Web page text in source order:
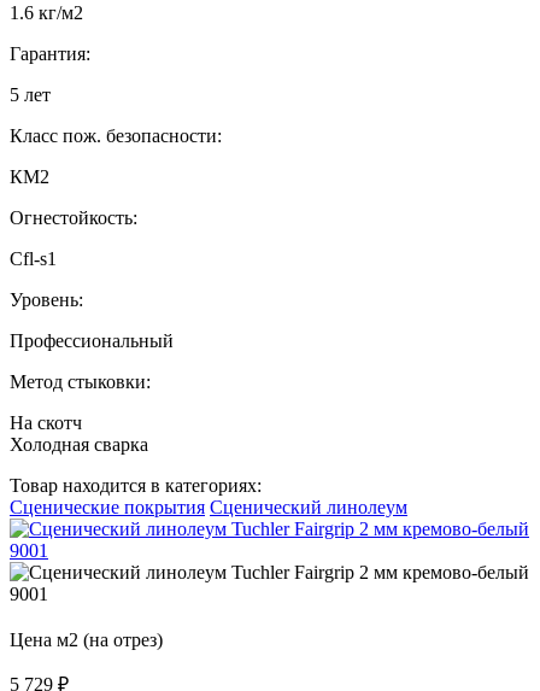
1.6 кг/м2
Гарантия:
5 лет
Класс пож. безопасности:
КМ2
Огнестойкость:
Cfl-s1
Уровень:
Профессиональный
Метод стыковки:
На скотч
Холодная сварка
Товар находится в категориях:
Сценические покрытия Сценический линолеум
Цена м2 (на отрез)
5 729 ₽